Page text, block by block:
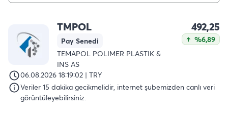
TMPOL
Pay Senedi
TEMAPOL POLIMER PLASTIK &
INS AS
492,25
%6,89
06.08.2026 18:19:02 | TRY
Veriler 15 dakika gecikmelidir, internet şubemizden canlı veri
görüntüleyebilirsiniz.